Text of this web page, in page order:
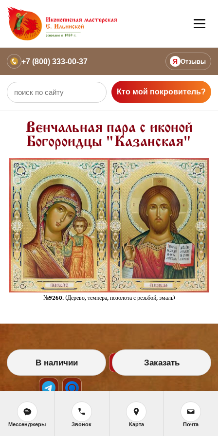
+7 (800) 333-00-37 Я Отзывы
Кто мой покровитель?
Венчальная пара с иконой
Богороидцы "Казанская"
№9260. (Дерево, темпера, позолота с резьбой, эмаль)
НАШИ УСЛУГИ
В наличии Заказать
Мессенджеры Звонок Карта Почта